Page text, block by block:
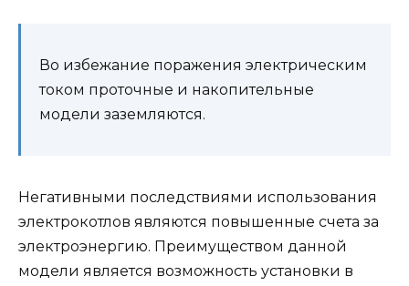
Во избежание поражения электрическим
током проточные и накопительные
модели заземляются.
Негативными последствиями использования
электрокотлов являются повышенные счета за
электроэнергию. Преимуществом данной
модели является возможность установки в